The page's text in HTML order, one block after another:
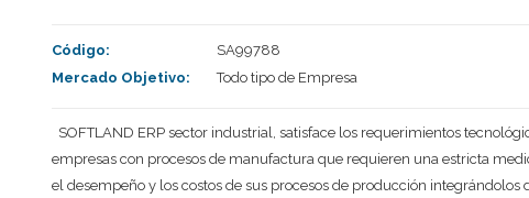
Código:
SA99788
Mercado Objetivo:
Todo tipo de Empresa
SOFTLAND ERP sector industrial, satisface los requerimientos
empresas con procesos de manufactura que requieren una estricta
el desempeño y los costos de sus procesos de producción integrándolos